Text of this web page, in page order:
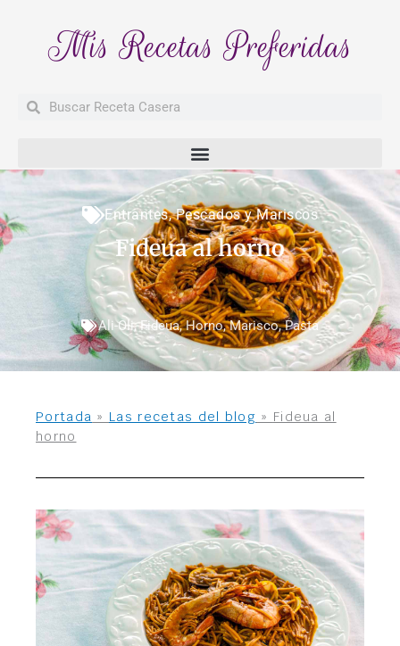
Mis Recetas Preferidas
BuscarBuscar
Entrantes,Pescados y Mariscos
Fideua al horno
Ali-Oli,Fideua,Horno,Marisco,Pasta
Portada » Las recetas del blog » Fideua al
horno